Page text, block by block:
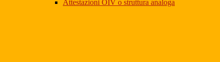
Attestazioni OIV o struttura analoga